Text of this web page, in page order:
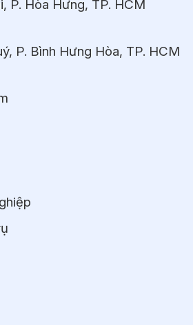
P. Hòa Hưng, TP. HCM
P. Bình Hưng Hòa, TP. HCM